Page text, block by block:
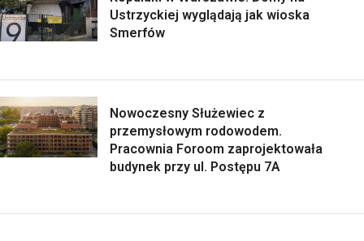
Ustrzyckiej wyglądają jak wioska
Smerfów
Nowoczesny Służewiec z
przemysłowym rodowodem.
Pracownia Foroom zaprojektowała
budynek przy ul. Postępu 7A